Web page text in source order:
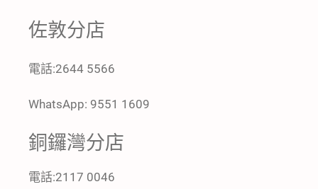
佐敦分店
電話:2644 5566
WhatsApp: 9551 1609
銅鑼灣分店
電話:2117 0046